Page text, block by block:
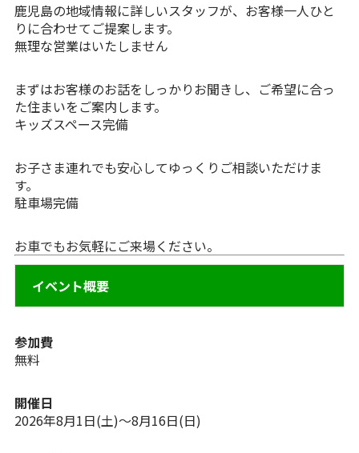
鹿児島の地域情報に詳しいスタッフが、お客様一人ひと
りに合わせてご提案します。
無理な営業はいたしません
まずはお客様のお話をしっかりお聞きし、ご希望に合っ
た住まいをご案内します。
キッズスペース完備
お子さま連れでも安心してゆっくりご相談いただけま
す。
駐車場完備
お車でもお気軽にご来場ください。
イベント概要
参加費
無料
開催日
2026年8月1日(土)～8月16日(日)